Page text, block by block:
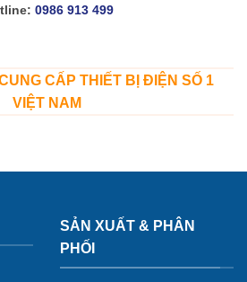
0986 913 499
CẤP THIẾT BỊ ĐIỆN SỐ 1
VIỆT NAM
SẢN XUẤT & PHÂN
PHỐI